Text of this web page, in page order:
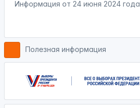
Информация от 24 июня 2024 года
Полезная информация